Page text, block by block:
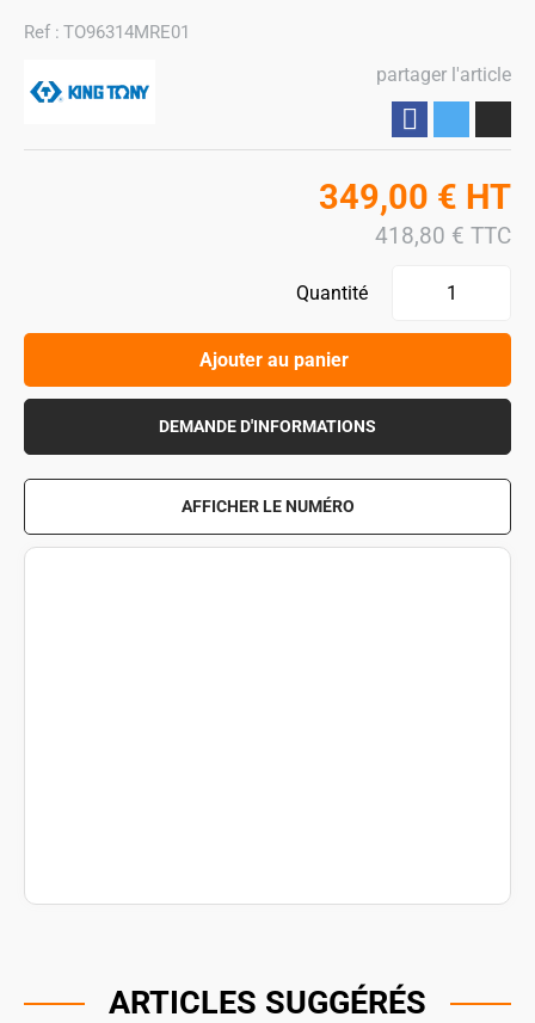
Ref : TO96314MRE01
partager l'article
349,00 € HT
418,80 € TTC
Quantité
Ajouter au panier
DEMANDE D'INFORMATIONS
AFFICHER LE NUMÉRO
ARTICLES SUGGÉRÉS